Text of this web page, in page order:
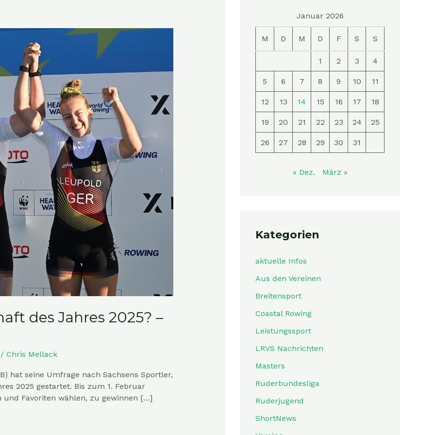
des Jahres 2025? –
/ Chris Mellack
hat seine Umfrage nach Sachsens Sportler,
2025 gestartet. Bis zum 1. Februar
und Favoriten wählen, zu gewinnen […]
Januar 2026
M D M D F S S
1 2 3 4
5 6 7 8 9 10 11
12 13 14 15 16 17 18
19 20 21 22 23 24 25
26 27 28 29 30 31
« Dez. März »
Kategorien
aktuelle Infos
Aus den Vereinen
Breitensport
Coastal Rowing
Leistungssport
LRVS Nachrichten
Masters
Ruderbundesliga
Ruderjugend
ShortNews